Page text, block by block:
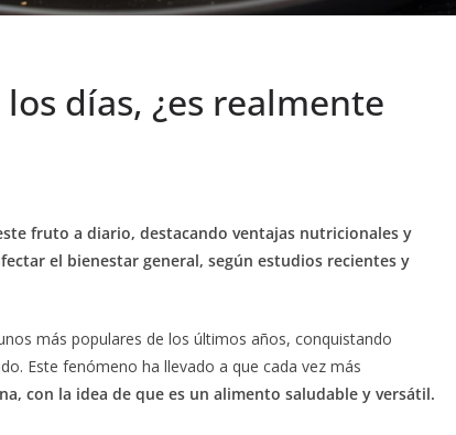
días, ¿es realmente
fruto a diario, destacando ventajas nutricionales y
el bienestar general, según estudios recientes y
más populares de los últimos años, conquistando
Este fenómeno ha llevado a que cada vez más
con la idea de que es un alimento saludable y versátil.